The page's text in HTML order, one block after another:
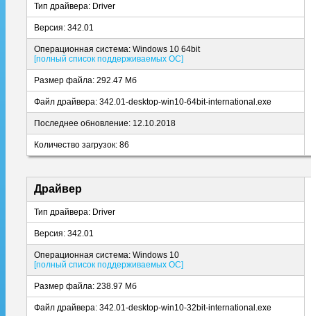
Тип драйвера: Driver
Версия: 342.01
Операционная система: Windows 10 64bit
[полный список поддерживаемых ОС]
Размер файла: 292.47 Мб
Файл драйвера: 342.01-desktop-win10-64bit-international.exe
Последнее обновление: 12.10.2018
Количество загрузок: 86
Драйвер
Тип драйвера: Driver
Версия: 342.01
Операционная система: Windows 10
[полный список поддерживаемых ОС]
Размер файла: 238.97 Мб
Файл драйвера: 342.01-desktop-win10-32bit-international.exe